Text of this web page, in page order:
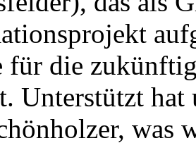
für die
Unterstützt
was